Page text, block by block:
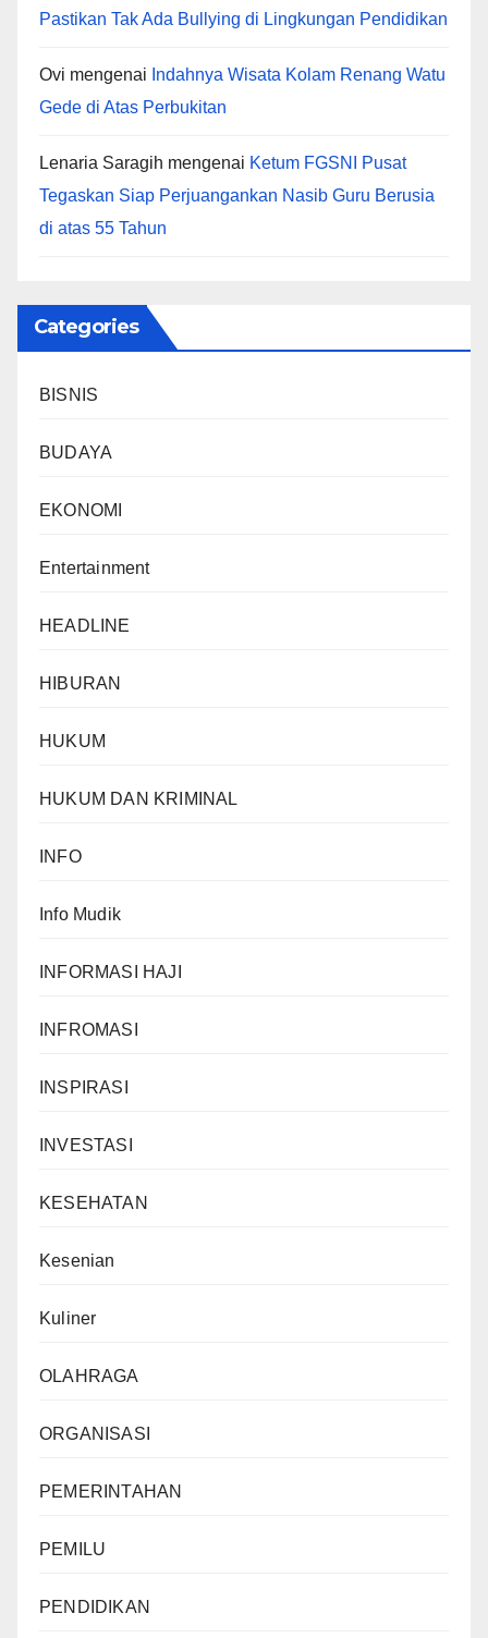
Pastikan Tak Ada Bullying di Lingkungan Pendidikan
Ovi mengenai Indahnya Wisata Kolam Renang Watu
Gede di Atas Perbukitan
Lenaria Saragih mengenai Ketum FGSNI Pusat
Tegaskan Siap Perjuangankan Nasib Guru Berusia
di atas 55 Tahun
Categories
BISNIS
BUDAYA
EKONOMI
Entertainment
HEADLINE
HIBURAN
HUKUM
HUKUM DAN KRIMINAL
INFO
Info Mudik
INFORMASI HAJI
INFROMASI
INSPIRASI
INVESTASI
KESEHATAN
Kesenian
Kuliner
OLAHRAGA
ORGANISASI
PEMERINTAHAN
PEMILU
PENDIDIKAN